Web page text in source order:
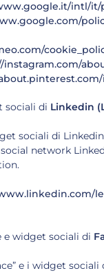
intl/it/
instagram.com/
sociali di Linkedin
sociali di
network
e widget sociali di
e i widget